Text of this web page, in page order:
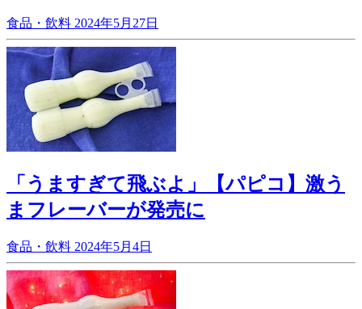
食品・飲料 2024年5月27日
「うますぎて飛ぶよ」【パピコ】激う
まフレーバーが発売に
食品・飲料 2024年5月4日